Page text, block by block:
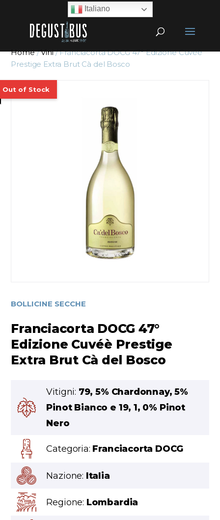
Home/Vini/ Franciacorta DOCG 47° Edizione Cuvéè
Prestige Extra Brut Cà del Bosco
BOLLICINE SECCHE
Franciacorta DOCG 47°
Edizione Cuvéè Prestige
Extra Brut Cà del Bosco
Vitigni: 79, 5% Chardonnay, 5%
Pinot Bianco e 19, 1, 0% Pinot
Nero
Categoria: Franciacorta DOCG
Nazione: Italia
Regione: Lombardia
Italiano